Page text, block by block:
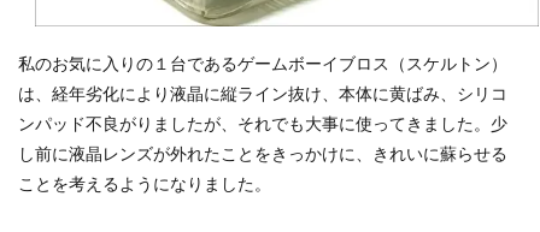
私のお気に入りの１台であるゲームボーイブロス（スケルトン）
は、経年劣化により液晶に縦ライン抜け、本体に黄ばみ、シリコ
ンパッド不良がりましたが、それでも大事に使ってきました。少
し前に液晶レンズが外れたことをきっかけに、きれいに蘇らせる
ことを考えるようになりました。